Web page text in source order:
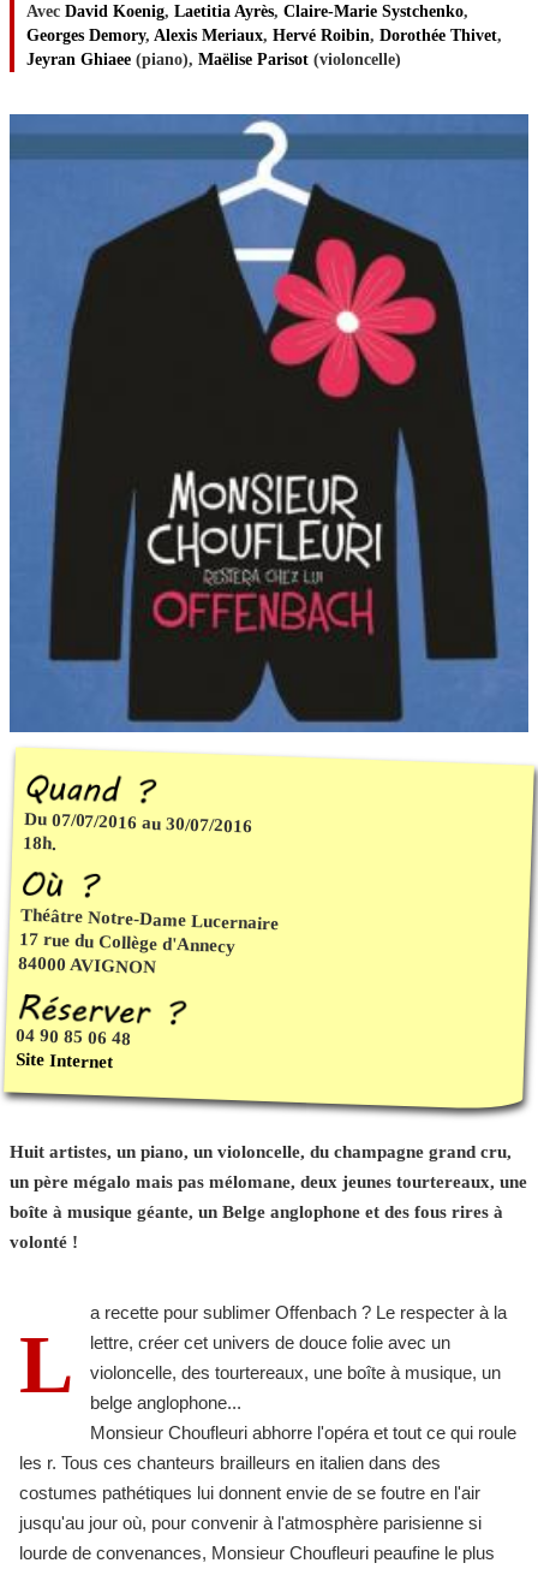
Avec David Koenig, Laetitia Ayrès, Claire-Marie Systchenko,
Georges Demory, Alexis Meriaux, Hervé Roibin, Dorothée Thivet,
Jeyran Ghiaee (piano), Maëlise Parisot (violoncelle)
Du 07/07/2016 au 30/07/2016
18h.
Théâtre Notre-Dame Lucernaire
17 rue du Collège d'Annecy
84000 AVIGNON
04 90 85 06 48
Site Internet
Huit artistes, un piano, un violoncelle, du champagne grand cru,
un père mégalo mais pas mélomane, deux jeunes tourtereaux, une
boîte à musique géante, un Belge anglophone et des fous rires à
volonté !
L
a recette pour sublimer Offenbach ? Le respecter à la
lettre, créer cet univers de douce folie avec un
violoncelle, des tourtereaux, une boîte à musique, un
belge anglophone...
Monsieur Choufleuri abhorre l'opéra et tout ce qui roule
les r. Tous ces chanteurs brailleurs en italien dans des
costumes pathétiques lui donnent envie de se foutre en l'air
jusqu'au jour où, pour convenir à l'atmosphère parisienne si
lourde de convenances, Monsieur Choufleuri peaufine le plus